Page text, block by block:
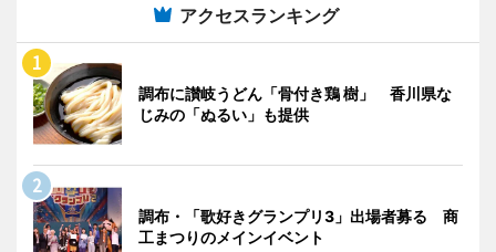
アクセスランキング
調布に讃岐うどん「骨付き鶏 樹」 香川県な
じみの「ぬるい」も提供
調布・「歌好きグランプリ3」出場者募る 商
工まつりのメインイベント